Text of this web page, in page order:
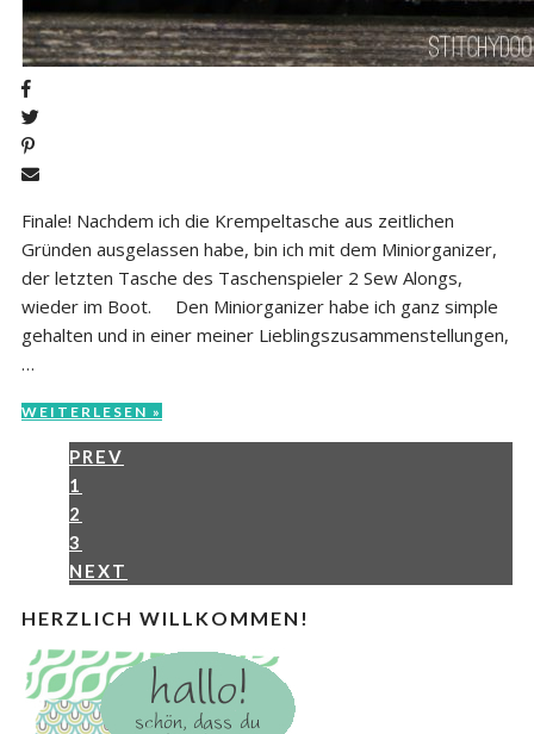
Finale! Nachdem ich die Krempeltasche aus zeitlichen
Gründen ausgelassen habe, bin ich mit dem Miniorganizer,
der letzten Tasche des Taschenspieler 2 Sew Alongs,
wieder im Boot. Den Miniorganizer habe ich ganz simple
gehalten und in einer meiner Lieblingszusammenstellungen,
…
WEITERLESEN »
PREV
1
2
3
NEXT
HERZLICH WILLKOMMEN!